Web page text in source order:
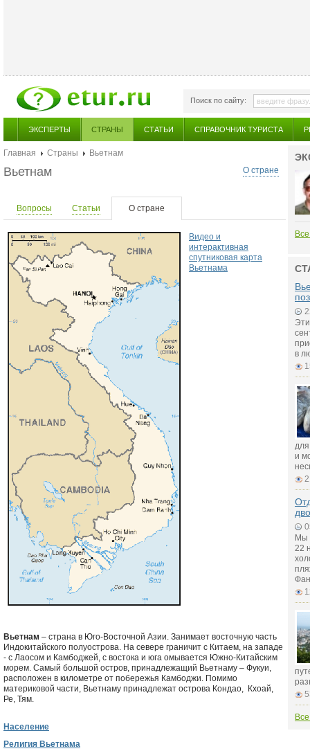
Поиск по сайту:
ЭКСПЕРТЫ СТРАНЫ СТАТЬИ СПРАВОЧНИК ТУРИСТА
Главная Страны
Вьетнам
О стране
Вьетнам
Вопросы Статьи О стране
Видео и
интерактивная
спутниковая карта
Вьетнама
Вьетнам – страна в Юго-Восточной Азии. Занимает восточную часть
Индокитайского полуострова. На севере граничит с Китаем, на западе
- с Лаосом и Камбоджей, с востока и юга омывается Южно-Китайским
морем. Самый большой остров, принадлежащий Вьетнаму – Фукуи,
расположен в километре от побережья Камбоджи. Помимо
материковой части, Вьетнаму принадлежат острова Кондао, Кхоай,
Ре, Тям.
Население
Религия Вьетнама
в
и
Мы
22